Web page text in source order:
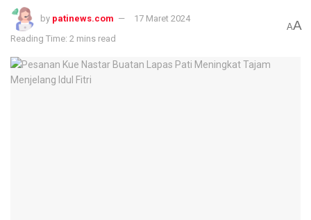
by patinews.com
17 Maret 2024
Reading Time: 2 mins read
AA